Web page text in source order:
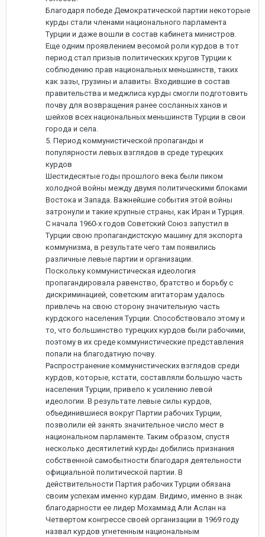
Благодаря победе Демократической партии некоторые
курды стали членами национального парламента
Турции и даже вошли в состав кабинета министров.
Еще одним проявлением весомой роли курдов в тот
период стал призыв политических кругов Турции к
соблюдению прав национальных меньшинств, таких
как зазы, грузины и алавиты. Входившие в состав
правительства и меджлиса курды смогли подготовить
почву для возвращения ранее сосланных ханов и
шейхов всех национальных меньшинств Турции в свои
города и села.
5. Период коммунистической пропаганды и
популярности левых взглядов в среде турецких
курдов
Шестидесятые годы прошлого века были пиком
холодной войны между двумя политическими блоками
Востока и Запада. Важнейшие события этой войны
затронули и такие крупные страны, как Иран и Турция.
С начала 1960-х годов Советский Союз запустил в
Турции свою пропагандистскую машину для экспорта
коммунизма, в результате чего там появились
различные левые партии и организации.
Поскольку коммунистическая идеология
пропагандировала равенство, братство и борьбу с
дискриминацией, советским агитаторам удалось
привлечь на свою сторону значительную часть
курдского населения Турции. Способствовало этому и
то, что большинство турецких курдов были рабочими,
поэтому в их среде коммунистические представления
попали на благодатную почву.
Распространение коммунистических взглядов среди
курдов, которые, кстати, составляли большую часть
населения Турции, привело к усилению левой
идеологии. В результате левые силы курдов,
объединившиеся вокруг Партии рабочих Турции,
позволили ей занять значительное число мест в
национальном парламенте. Таким образом, спустя
несколько десятилетий курды добились признания
собственной самобытности благодаря деятельности
официальной политической партии. В
действительности Партия рабочих Турции обязана
своим успехам именно курдам. Видимо, именно в знак
благодарности ее лидер Мохаммад Али Аслан на
Четвертом конгрессе своей организации в 1969 году
назвал курдов угнетенным национальным